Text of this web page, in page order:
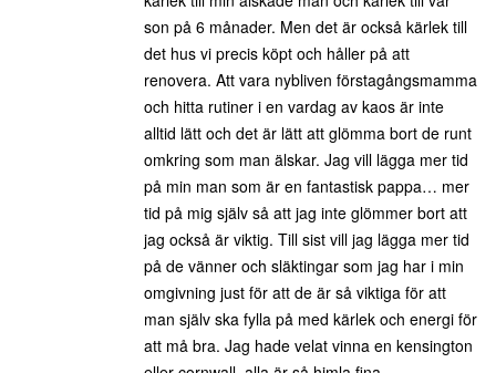
son på 6 månader. Men det är också kärlek till
det hus vi precis köpt och håller på att
renovera. Att vara nybliven förstagångsmamma
och hitta rutiner i en vardag av kaos är inte
alltid lätt och det är lätt att glömma bort de runt
omkring som man älskar. Jag vill lägga mer tid
på min man som är en fantastisk pappa… mer
tid på mig själv så att jag inte glömmer bort att
jag också är viktig. Till sist vill jag lägga mer tid
på de vänner och släktingar som jag har i min
omgivning just för att de är så viktiga för att
man själv ska fylla på med kärlek och energi för
att må bra. Jag hade velat vinna en kensington